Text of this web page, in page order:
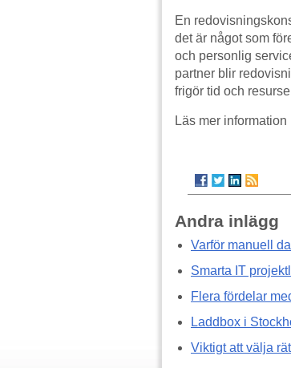
En
det är något som
och personlig
partner blir
frigör tid och
Läs mer information
Andra inlägg
Varför manuell
Smarta IT
Flera fördelar
Laddbox i
Viktigt att välja